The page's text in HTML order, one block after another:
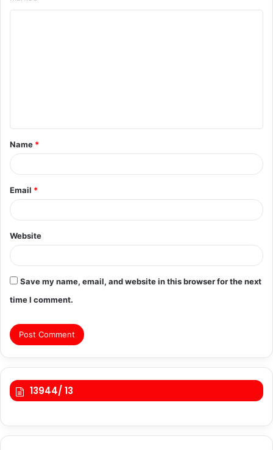
t
*
Name *
Email *
Website
Save my name, email, and website in this browser for the next
time I comment.
13944/ 13